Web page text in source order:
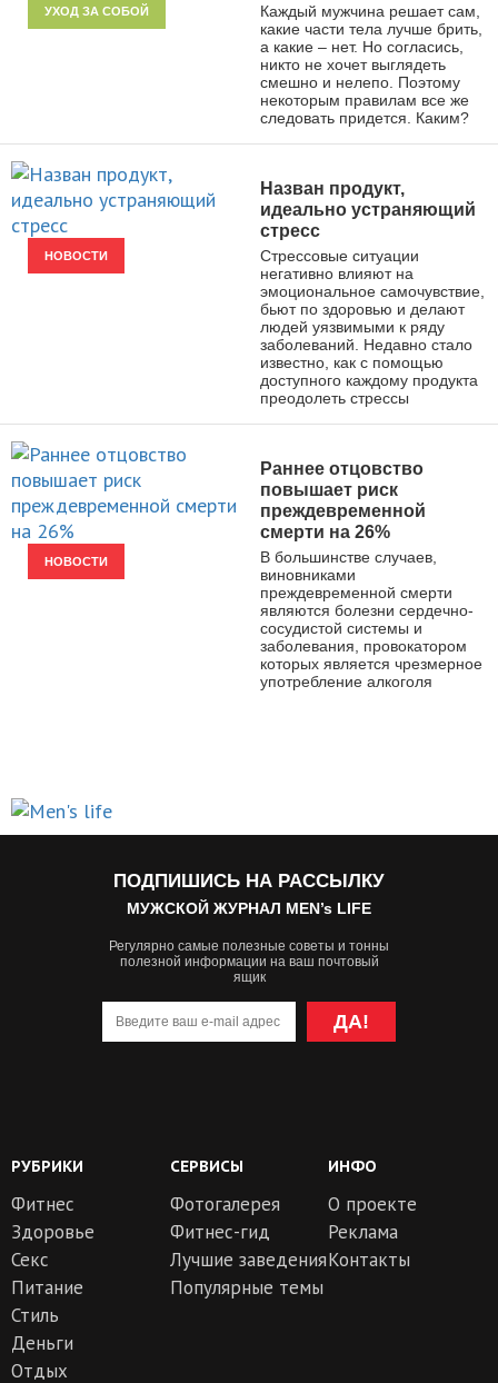
УХОД ЗА СОБОЙ
Каждый мужчина решает сам,
какие части тела лучше брить,
а какие – нет. Но согласись,
никто не хочет выглядеть
смешно и нелепо. Поэтому
некоторым правилам все же
следовать придется. Каким?
НОВОСТИ
Назван продукт,
идеально устраняющий
стресс
Стрессовые ситуации
негативно влияют на
эмоциональное самочувствие,
бьют по здоровью и делают
людей уязвимыми к ряду
заболеваний. Недавно стало
известно, как с помощью
доступного каждому продукта
преодолеть стрессы
НОВОСТИ
Раннее отцовство
повышает риск
преждевременной
смерти на 26%
В большинстве случаев,
виновниками
преждевременной смерти
являются болезни сердечно-
сосудистой системы и
заболевания, провокатором
которых является чрезмерное
употребление алкоголя
ПОДПИШИСЬ НА РАССЫЛКУ
МУЖСКОЙ ЖУРНАЛ MEN’s LIFE
Регулярно самые полезные советы и тонны
полезной информации на ваш почтовый
ящик
ДА!
РУБРИКИ
Фитнес
Здоровье
Секс
Питание
Стиль
Деньги
Отдых
СЕРВИСЫ
Фотогалерея
Фитнес-гид
Лучшие заведения
Популярные темы
ИНФО
О проекте
Реклама
Контакты